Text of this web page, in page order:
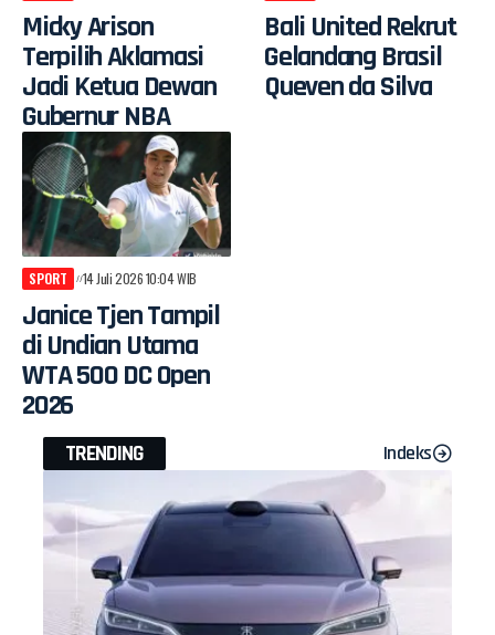
Micky Arison
Terpilih Aklamasi
Jadi Ketua Dewan
Gubernur NBA
Bali United Rekrut
Gelandang Brasil
Queven da Silva
SPORT 14 Juli 2026 10:04 WIB
Janice Tjen Tampil
di Undian Utama
WTA 500 DC Open
2026
TRENDING Indeks